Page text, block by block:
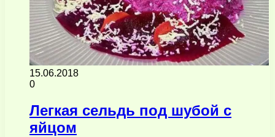
15.06.2018
0
Легкая сельдь под шубой с
яйцом